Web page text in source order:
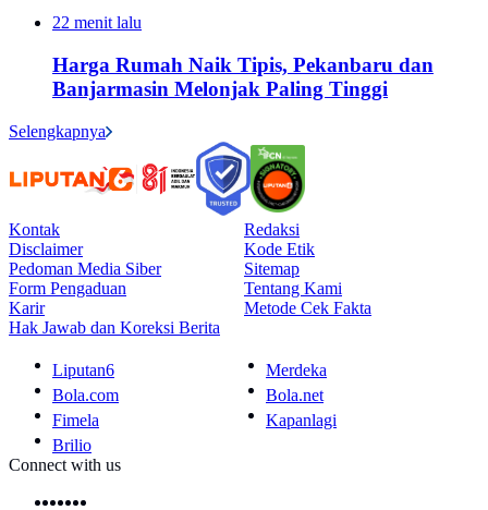
22 menit lalu
Harga Rumah Naik Tipis, Pekanbaru dan
Banjarmasin Melonjak Paling Tinggi
Selengkapnya
Kontak
Redaksi
Disclaimer
Kode Etik
Pedoman Media Siber
Sitemap
Form Pengaduan
Tentang Kami
Karir
Metode Cek Fakta
Hak Jawab dan Koreksi Berita
Liputan6
Merdeka
Bola.com
Bola.net
Fimela
Kapanlagi
Brilio
Connect with us